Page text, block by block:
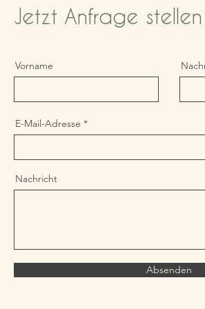
Jetzt Anfrage stellen
Vorname
E-Mail-Adresse
Nachricht
Absenden